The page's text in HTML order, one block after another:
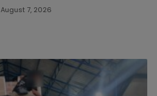
August 7, 2026